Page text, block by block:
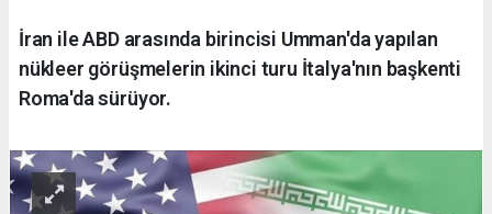
İran ile ABD arasında birincisi Umman'da yapılan
nükleer görüşmelerin ikinci turu İtalya'nın başkenti
Roma'da sürüyor.